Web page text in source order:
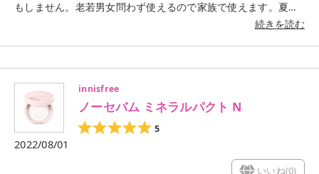
もしません。老若男女問わず使えるので家族で使えます。夏は
続きを読む
innisfree
ノーセバム ミネラルパクト N
5
2022/08/01
いいね(0)